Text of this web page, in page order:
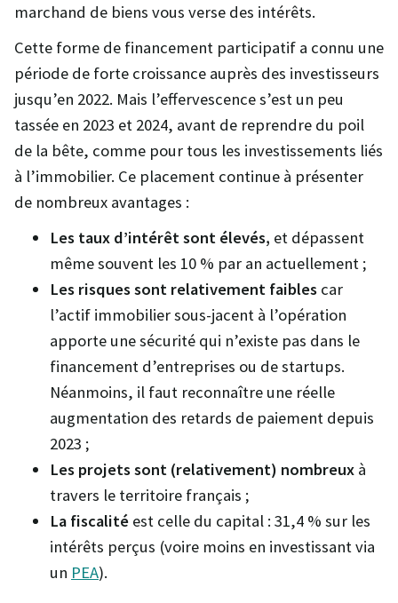
marchand de biens vous verse des intérêts.
Cette forme de financement participatif a connu une
période de forte croissance auprès des investisseurs
jusqu’en 2022. Mais l’effervescence s’est un peu
tassée en 2023 et 2024, avant de reprendre du poil
de la bête, comme pour tous les investissements liés
à l’immobilier. Ce placement continue à présenter
de nombreux avantages :
Les taux d’intérêt sont élevés, et dépassent
même souvent les 10 % par an actuellement ;
Les risques sont relativement faibles car
l’actif immobilier sous-jacent à l’opération
apporte une sécurité qui n’existe pas dans le
financement d’entreprises ou de startups.
Néanmoins, il faut reconnaître une réelle
augmentation des retards de paiement depuis
2023 ;
Les projets sont (relativement) nombreux à
travers le territoire français ;
La fiscalité est celle du capital : 31,4 % sur les
intérêts perçus (voire moins en investissant via
un PEA).